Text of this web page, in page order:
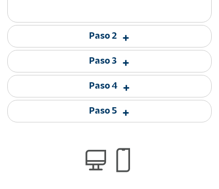
+
Paso 2
+
Paso 3
+
Paso 4
+
Paso 5